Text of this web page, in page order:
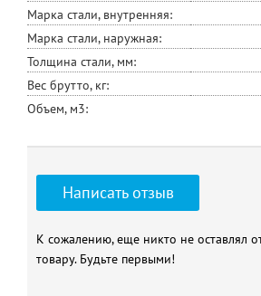
Марка стали, внутренняя:
Марка стали, наружная:
Толщина стали, мм:
Вес брутто, кг:
Объем, м3:
Написать отзыв
К сожалению, еще никто не оставлял
товару. Будьте первыми!